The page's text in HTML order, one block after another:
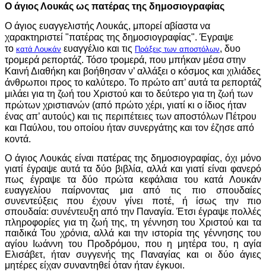
Ο άγιος Λουκάς ως πατέρας της δημοσιογραφίας
Ο άγιος ευαγγελιστής Λουκάς, μπορεί αβίαστα να
χαρακτηριστεί "πατέρας της δημοσιογραφίας". Έγραψε
το κατά Λουκάν ευαγγέλιο και τις Πράξεις των αποστόλων, δυο
τρομερά ρεπορτάζ. Τόσο τρομερά, που μπήκαν μέσα στην
Καινή Διαθήκη και βοήθησαν ν’ αλλάξει ο κόσμος και χιλιάδες
άνθρωποι προς το καλύτερο. Το πρώτο απ’ αυτά τα ρεπορτάζ
μιλάει για τη ζωή του Χριστού και το δεύτερο για τη ζωή των
πρώτων χριστιανών (από πρώτο χέρι, γιατί κι ο ίδιος ήταν
ένας απ’ αυτούς) και τις περιπέτειες των αποστόλων Πέτρου
και Παύλου, του οποίου ήταν συνεργάτης και τον έζησε από
κοντά.
Ο άγιος Λουκάς είναι πατέρας της δημοσιογραφίας, όχι μόνο
γιατί έγραψε αυτά τα δύο βιβλία, αλλά και γιατί είναι φανερό
πως έγραψε τα δύο πρώτα κεφάλαια του κατά Λουκάν
ευαγγελίου παίρνοντας μια από τις πιο σπουδαίες
συνεντεύξεις που έχουν γίνει ποτέ, ή ίσως την πιο
σπουδαία: συνέντευξη από την Παναγία. Έτσι έγραψε πολλές
πληροφορίες για τη ζωή της, τη γέννηση του Χριστού και τα
παιδικά Του χρόνια, αλλά και την ιστορία της γέννησης του
αγίου Ιωάννη του Προδρόμου, που η μητέρα του, η αγία
Ελισάβετ, ήταν συγγενής της Παναγίας και οι δύο άγιες
μητέρες είχαν συναντηθεί όταν ήταν έγκυοι.